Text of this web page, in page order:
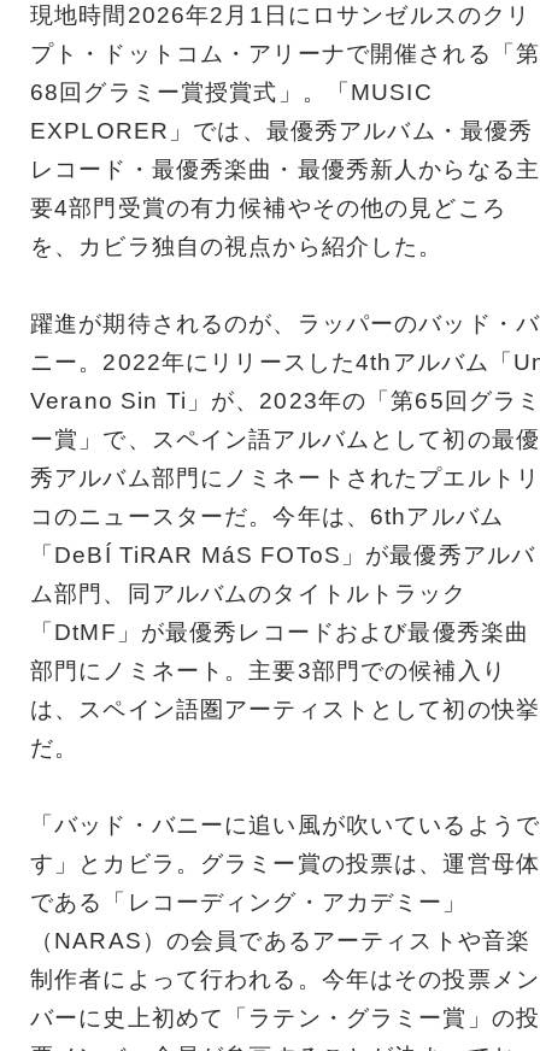
現地時間2026年2月1日にロサンゼルスのクリ
プト・ドットコム・アリーナで開催される「第
68回グラミー賞授賞式」。「MUSIC
EXPLORER」では、最優秀アルバム・最優秀
レコード・最優秀楽曲・最優秀新人からなる主
要4部門受賞の有力候補やその他の見どころ
を、カビラ独自の視点から紹介した。
躍進が期待されるのが、ラッパーのバッド・バ
ニー。2022年にリリースした4thアルバム「
Verano Sin Ti」が、2023年の「第65回グラ
ー賞」で、スペイン語アルバムとして初の最優
秀アルバム部門にノミネートされたプエルトリ
コのニュースターだ。今年は、6thアルバム
「DeBÍ TiRAR MáS FOToS」が最優秀アルバ
ム部門、同アルバムのタイトルトラック
「DtMF」が最優秀レコードおよび最優秀楽曲
部門にノミネート。主要3部門での候補入り
は、スペイン語圏アーティストとして初の快挙
だ。
「バッド・バニーに追い風が吹いているようで
す」とカビラ。グラミー賞の投票は、運営母体
である「レコーディング・アカデミー」
（NARAS）の会員であるアーティストや音楽
制作者によって行われる。今年はその投票メン
バーに史上初めて「ラテン・グラミー賞」の投